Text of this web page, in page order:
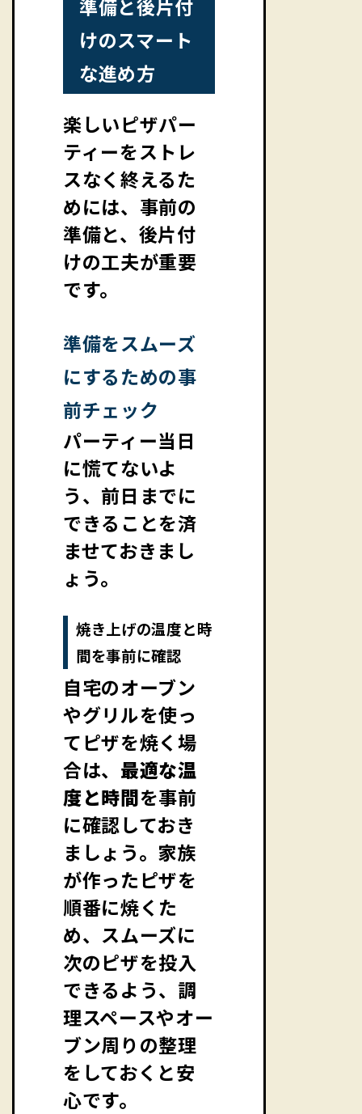
準備と後片付
けのスマート
な進め方
楽しいピザパー
ティーをストレ
スなく終えるた
めには、事前の
準備と、後片付
けの工夫が重要
です。
準備をスムーズ
にするための事
前チェック
パーティー当日
に慌てないよ
う、前日までに
できることを済
ませておきまし
ょう。
焼き上げの温度と時
間を事前に確認
自宅のオーブン
やグリルを使っ
てピザを焼く場
合は、 最適な温
度と時間を事前
に確認しておき
ましょう。家族
が作ったピザを
順番に焼くた
め、スムーズに
次のピザを投入
できるよう、調
理スペースやオー
ブン周りの整理
をしておくと安
心です。